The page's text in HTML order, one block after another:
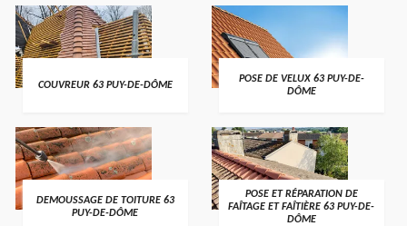
COUVREUR 63 PUY-DE-DÔME
POSE DE VELUX 63 PUY-DE-
DÔME
DEMOUSSAGE DE TOITURE 63
PUY-DE-DÔME
POSE ET RÉPARATION DE
FAÎTAGE ET FAÎTIÈRE 63 PUY-DE-
DÔME